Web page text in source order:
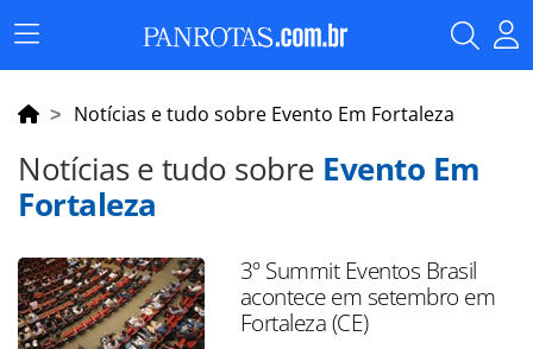
Menu
Principal
Notícias e tudo sobre Evento Em Fortaleza
Notícias e tudo sobre Evento Em
Fortaleza
3º Summit Eventos Brasil
acontece em setembro em
Fortaleza (CE)